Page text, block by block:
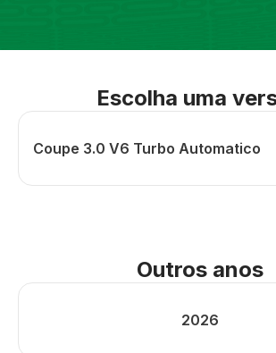
Escolha uma
Coupe 3.0 V6 Turbo Automatico
Outros anos
2026